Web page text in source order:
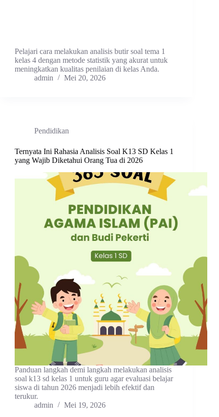
Pelajari cara melakukan analisis butir soal tema 1
kelas 4 dengan metode statistik yang akurat untuk
meningkatkan kualitas penilaian di kelas Anda.
admin
Mei 20, 2026
Pendidikan
Ternyata Ini Rahasia Analisis Soal K13 SD Kelas 1
yang Wajib Diketahui Orang Tua di 2026
Panduan langkah demi langkah melakukan analisis
soal k13 sd kelas 1 untuk guru agar evaluasi belajar
siswa di tahun 2026 menjadi lebih efektif dan
terukur.
admin
Mei 19, 2026